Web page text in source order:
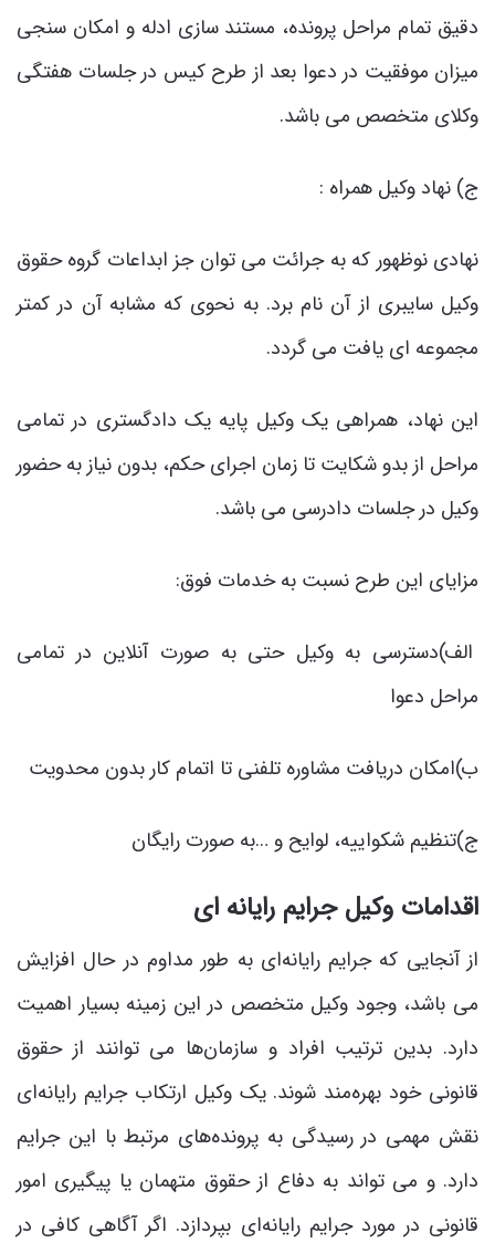
دقیق تمام مراحل پرونده، مستند سازی ادله و امکان سنجی
میزان موفقیت در دعوا بعد از طرح کیس در جلسات هفتگی
وکلای متخصص می باشد.
ج) نهاد وکیل همراه :
نهادی نوظهور که به جرائت می توان جز ابداعات گروه حقوق
وکیل سایبری از آن نام برد. به نحوی که مشابه آن در کمتر
مجموعه ای یافت می گردد.
این نهاد، همراهی یک وکیل پایه یک دادگستری در تمامی
مراحل از بدو شکایت تا زمان اجرای حکم، بدون نیاز به حضور
وکیل در جلسات دادرسی می باشد.
مزایای این طرح نسبت به خدمات فوق:
الف)دسترسی به وکیل حتی به صورت آنلاین در تمامی
مراحل دعوا
ب)امکان دریافت مشاوره تلفنی تا اتمام کار بدون محدویت
ج)تنظیم شکواییه، لوایح و …به صورت رایگان
اقدامات وکیل جرایم رایانه ای
از آنجایی که جرایم رایانه‌ای به طور مداوم در حال افزایش
می باشد، وجود وکیل متخصص در این زمینه بسیار اهمیت
دارد. بدین ترتیب افراد و سازمان‌ها می توانند از حقوق
قانونی خود بهره‌مند شوند. یک وکیل ارتکاب جرایم رایانه‌ای
نقش مهمی در رسیدگی به پرونده‌های مرتبط با این جرایم
دارد. و می تواند به دفاع از حقوق متهمان یا پیگیری امور
قانونی در مورد جرایم رایانه‌ای بپردازد. اگر آگاهی کافی در